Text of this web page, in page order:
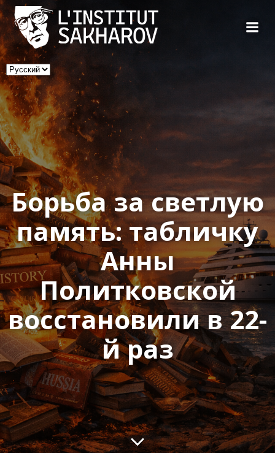
to
content
Выбрать
язык
Борьба за светлую
память: табличку
Анны
Политковской
восстановили в 22-
й раз